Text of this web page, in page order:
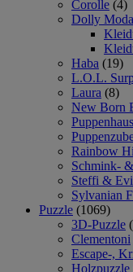
Corolle (4)
Dolly Moda
Haba (19)
L.O.L.
Laura (8)
New Born
Rainbow
Schmink-
Steffi &
Sylvanian
Puzzle (1069)
3D-Puzzle
Clementoni
Escape-,
Holzpuzzle